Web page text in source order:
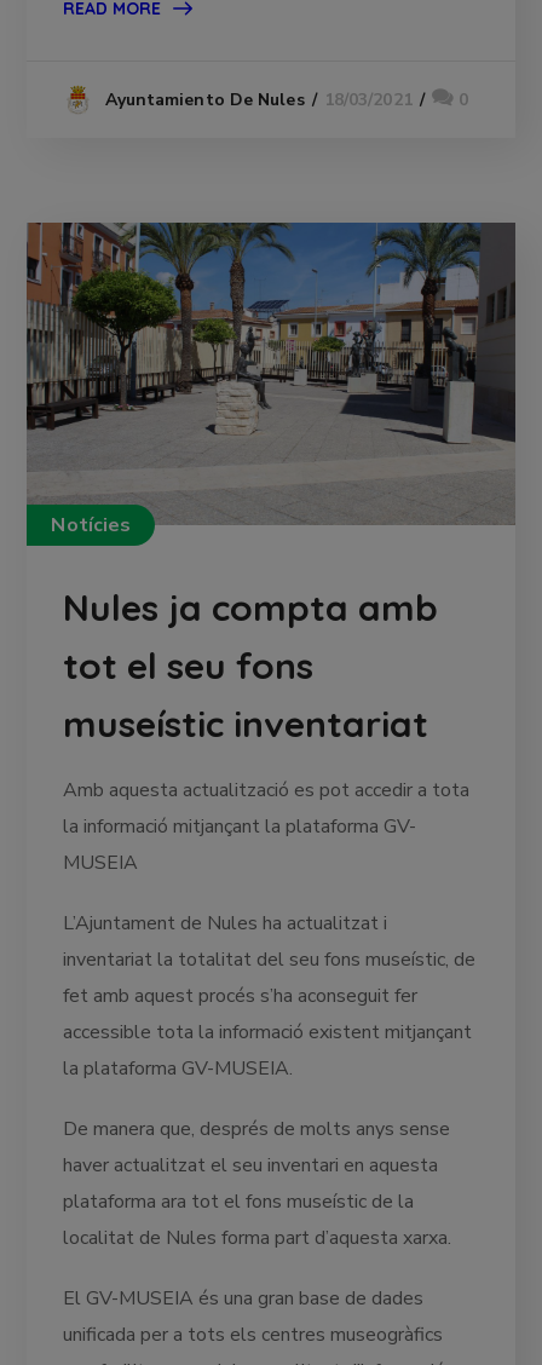
READ MORE
Ayuntamiento De Nules 18/03/2021 0
Notícies
Nules ja compta amb
tot el seu fons
museístic inventariat
Amb aquesta actualització es pot accedir a tota
la informació mitjançant la plataforma GV-
MUSEIA
L’Ajuntament de Nules ha actualitzat i
inventariat la totalitat del seu fons museístic, de
fet amb aquest procés s’ha aconseguit fer
accessible tota la informació existent mitjançant
la plataforma GV-MUSEIA.
De manera que, després de molts anys sense
haver actualitzat el seu inventari en aquesta
plataforma ara tot el fons museístic de la
localitat de Nules forma part d’aquesta xarxa.
El GV-MUSEIA és una gran base de dades
unificada per a tots els centres museogràfics